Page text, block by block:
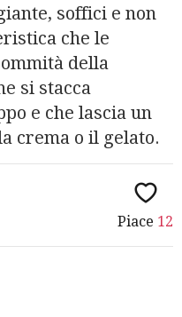
soffici e non
che le
della
si stacca
e che lascia un
crema o il gelato.
Piace 12